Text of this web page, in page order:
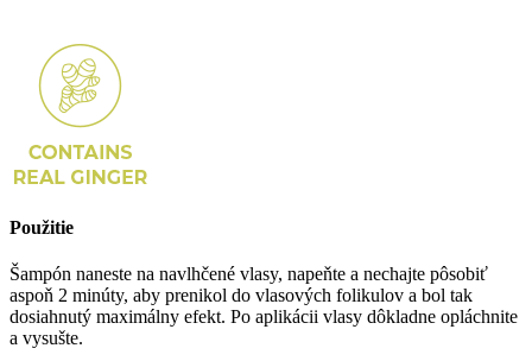
Použitie
Šampón naneste na navlhčené vlasy, napeňte a nechajte pôsobiť
aspoň 2 minúty, aby prenikol do vlasových folikulov a bol tak
dosiahnutý maximálny efekt. Po aplikácii vlasy dôkladne opláchnite
a vysušte.